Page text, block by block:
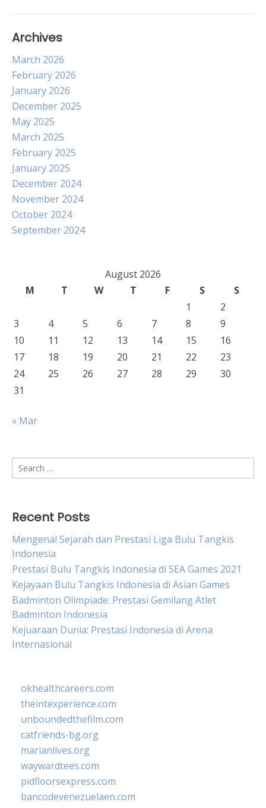
Archives
March 2026
February 2026
January 2026
December 2025
May 2025
March 2025
February 2025
January 2025
December 2024
November 2024
October 2024
September 2024
August 2026
M
T W T F S
S
1
2
3
4 5 6 7 8
9
10
11 12 13 14 15
16
17
18 19 20 21 22
23
24
25 26 27 28 29
30
31
« Mar
Search
for:
Recent Posts
Mengenal Sejarah dan Prestasi Liga Bulu Tangkis
Indonesia
Prestasi Bulu Tangkis Indonesia di SEA Games 2021
Kejayaan Bulu Tangkis Indonesia di Asian Games
Badminton Olimpiade: Prestasi Gemilang Atlet
Badminton Indonesia
Kejuaraan Dunia: Prestasi Indonesia di Arena
Internasional
okhealthcareers.com
theintexperience.com
unboundedthefilm.com
catfriends-bg.org
marianlives.org
waywardtees.com
pidfloorsexpress.com
bancodevenezuelaen.com